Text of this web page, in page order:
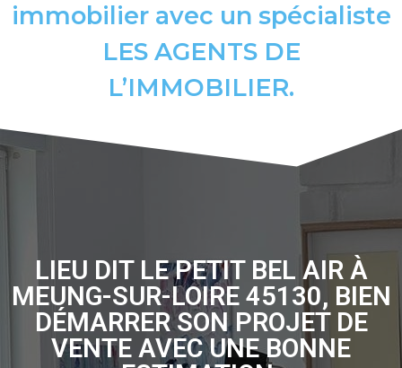
immobilier avec un spécialiste
LES AGENTS DE
L’IMMOBILIER.
LIEU DIT LE PETIT BEL AIR À
MEUNG-SUR-LOIRE 45130, BIEN
DÉMARRER SON PROJET DE
VENTE AVEC UNE BONNE